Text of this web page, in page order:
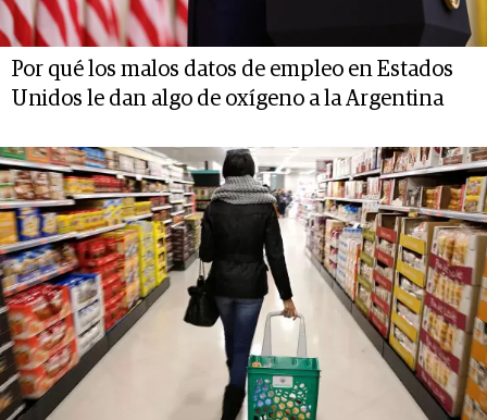
Por qué los malos datos de empleo en Estados
Unidos le dan algo de oxígeno a la Argentina